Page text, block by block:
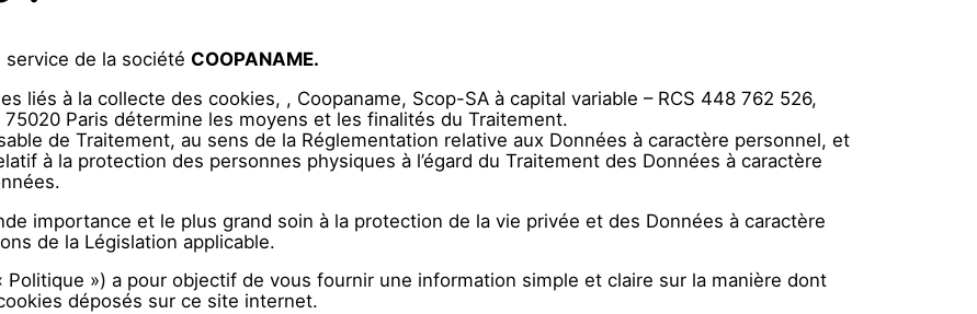
service de la société COOPANAME.
liés à la collecte des cookies, , Coopaname, Scop-SA à capital variable – RCS 448 762 526,
Paris détermine les moyens et les finalités du Traitement.
de Traitement, au sens de la Réglementation relative aux Données à caractère personnel, et
à la protection des personnes physiques à l’égard du Traitement des Données à caractère
importance et le plus grand soin à la protection de la vie privée et des Données à caractère
de la Législation applicable.
») a pour objectif de vous fournir une information simple et claire sur la manière dont
déposés sur ce site internet.